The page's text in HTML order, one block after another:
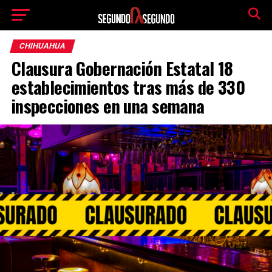
CHIHUAHUA
Clausura Gobernación Estatal 18
establecimientos tras más de 330
inspecciones en una semana